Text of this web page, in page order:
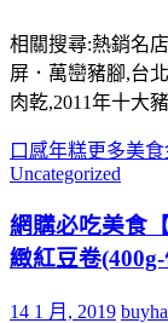
相關搜尋:熱銷名
屏．萬巒豬腳,台
肉乾,2011年十大
口感年糕更多美食
Uncategorized
網購必吃美食
緻紅豆卷
14 1 月, 2019 buyha